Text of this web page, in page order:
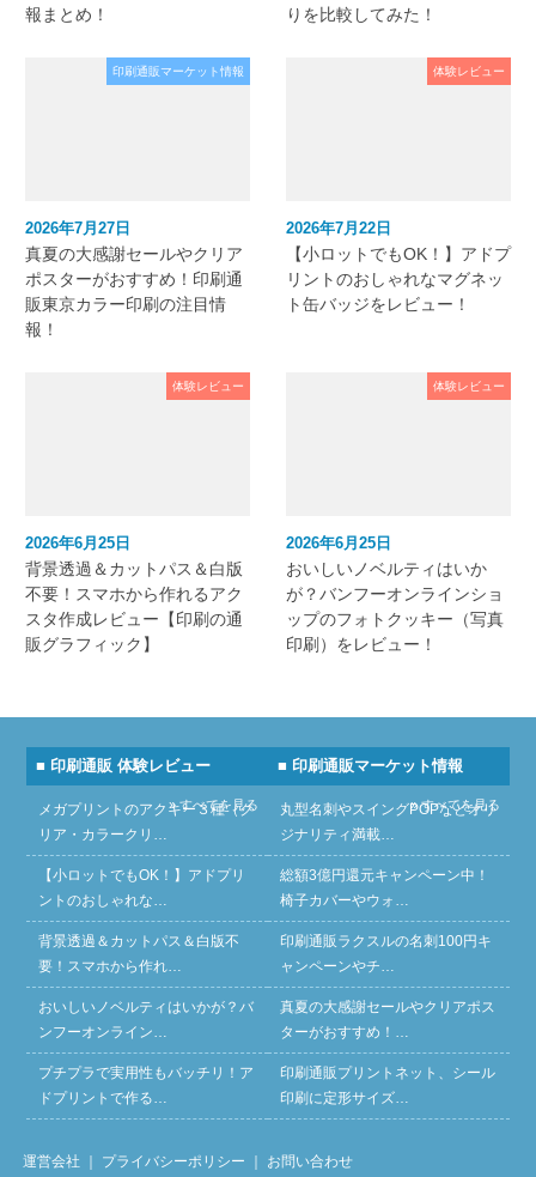
報まとめ！
りを比較してみた！
印刷通販マーケット情報
2026年7月27日
真夏の大感謝セールやクリア
ポスターがおすすめ！印刷通
販東京カラー印刷の注目情
報！
体験レビュー
2026年7月22日
【小ロットでもOK！】アドプ
リントのおしゃれなマグネッ
ト缶バッジをレビュー！
体験レビュー
2026年6月25日
背景透過＆カットパス＆白版
不要！スマホから作れるアク
スタ作成レビュー【印刷の通
販グラフィック】
体験レビュー
2026年6月25日
おいしいノベルティはいか
が？バンフーオンラインショ
ップのフォトクッキー（写真
印刷）をレビュー！
■ 印刷通販 体験レビュー
» すべてを見る
メガプリントのアクキー３種（ク
リア・カラークリ…
【小ロットでもOK！】アドプリ
ントのおしゃれな…
背景透過＆カットパス＆白版不
要！スマホから作れ…
おいしいノベルティはいかが？バ
ンフーオンライン…
プチプラで実用性もバッチリ！ア
ドプリントで作る…
■ 印刷通販マーケット情報
» すべてを見る
丸型名刺やスイングPOPなどオリ
ジナリティ満載…
総額3億円還元キャンペーン中！
椅子カバーやウォ…
印刷通販ラクスルの名刺100円キ
ャンペーンやチ…
真夏の大感謝セールやクリアポス
ターがおすすめ！…
印刷通販プリントネット、シール
印刷に定形サイズ…
運営会社 ｜ プライバシーポリシー ｜ お問い合わせ